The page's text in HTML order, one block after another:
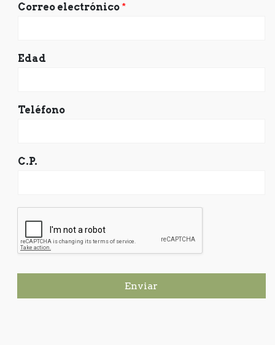
Correo electrónico *
Edad
Teléfono
C.P.
Enviar